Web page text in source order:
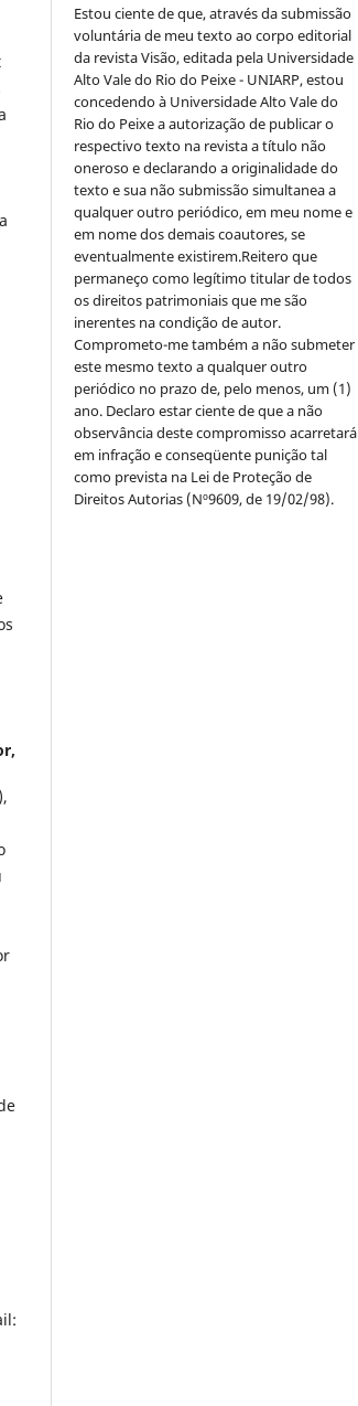
Estou ciente de que, através da submissão
voluntária de meu texto ao corpo editorial
da revista Visão, editada pela Universidade
Alto Vale do Rio do Peixe - UNIARP, estou
concedendo à Universidade Alto Vale do
Rio do Peixe a autorização de publicar o
respectivo texto na revista a título não
oneroso e declarando a originalidade do
texto e sua não submissão simultanea a
qualquer outro periódico, em meu nome e
em nome dos demais coautores, se
eventualmente existirem.Reitero que
permaneço como legítimo titular de todos
os direitos patrimoniais que me são
inerentes na condição de autor.
Comprometo-me também a não submeter
este mesmo texto a qualquer outro
periódico no prazo de, pelo menos, um (1)
ano. Declaro estar ciente de que a não
observância deste compromisso acarretará
em infração e conseqüente punição tal
como prevista na Lei de Proteção de
Direitos Autorias (Nº9609, de 19/02/98).